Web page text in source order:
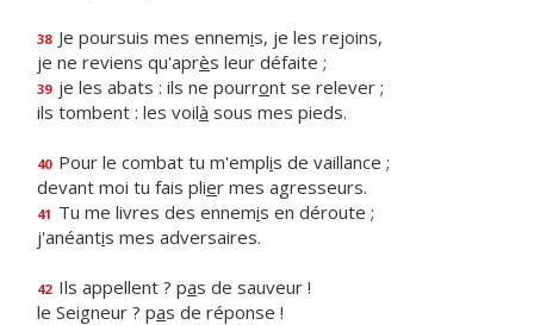
38 Je poursuis mes ennemis, je les rejoins,
je ne reviens qu'après leur défaite ;
39 je les abats : ils ne pourront se relever ;
ils tombent : les voilà sous mes pieds.
40 Pour le combat tu m'emplis de vaillance ;
devant moi tu fais plier mes agresseurs.
41 Tu me livres des ennemis en déroute ;
j'anéantis mes adversaires.
42 Ils appellent ? pas de sauveur !
le Seigneur ? pas de réponse !